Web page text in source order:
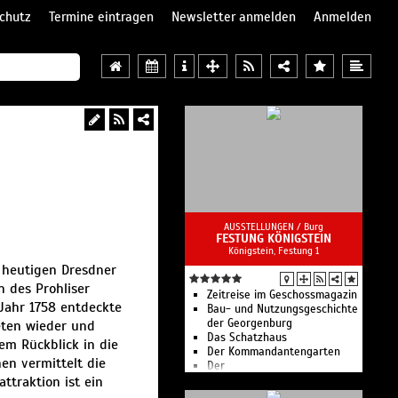
Termine eintragen Newsletter anmelden
Anmelden
Dresdner
des Prohliser
1758 entdeckte
wieder und
Rückblick in die
vermittelt die
ist ein
AUSSTELLUNGEN / Burg
FESTUNG KÖNIGSTEIN
Königstein, Festung 1
Zeitreise im Geschossmagazin
Bau- und Nutzungsgeschichte
der Georgenburg
Das Schatzhaus
Der Kommandantengarten
Der
Die Festung in der